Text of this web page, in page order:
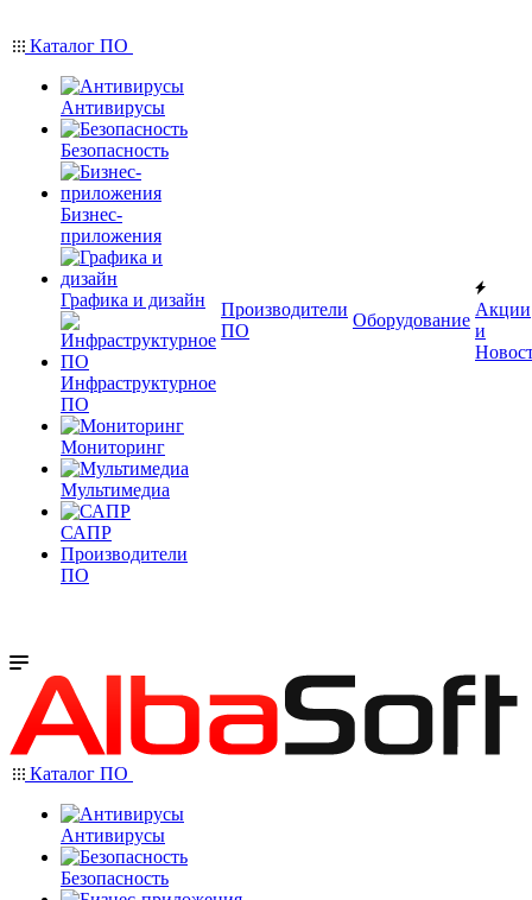
Каталог ПО
Антивирусы
Безопасность
Бизнес-
приложения
Графика и дизайн
Инфраструктурное
ПО
Мониторинг
Мультимедиа
САПР
Производители
ПО
Производители
ПО
Оборудование
Акции
и
Каталог ПО
Антивирусы
Безопасность